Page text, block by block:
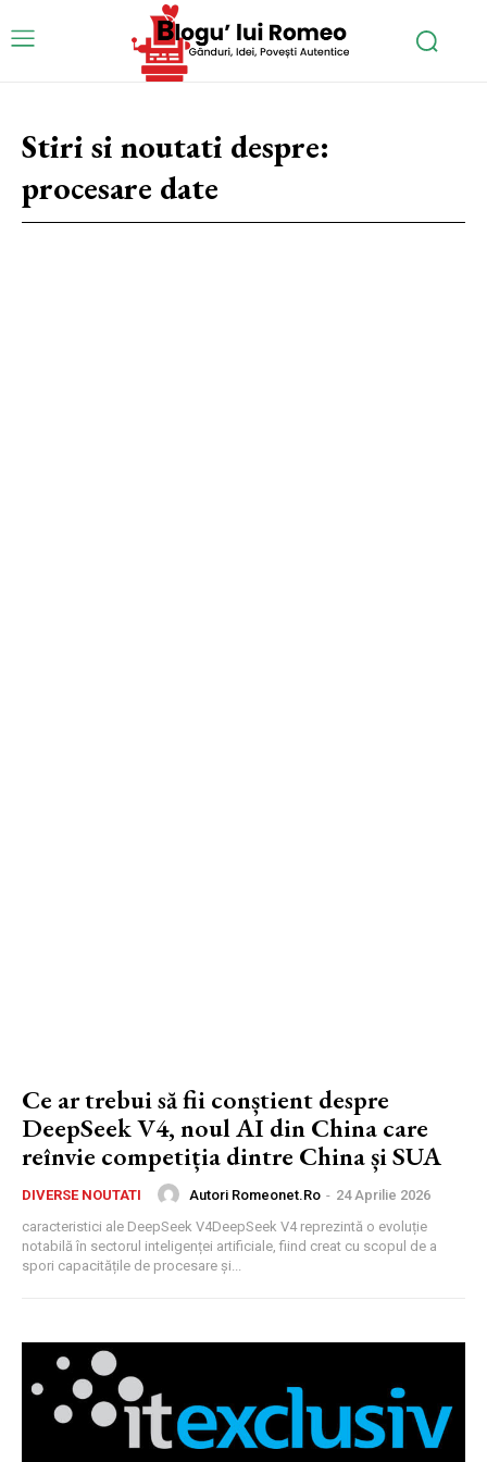
Stiri si noutati despre:
procesare date
Ce ar trebui să fii conștient despre
DeepSeek V4, noul AI din China care
reînvie competiția dintre China și SUA
DIVERSE NOUTATI Autori Romeonet.ro - 24 Aprilie 2026
caracteristici ale DeepSeek V4DeepSeek V4 reprezintă o evoluție
notabilă în sectorul inteligenței artificiale, fiind creat cu scopul de a
spori capacitățile de procesare și...